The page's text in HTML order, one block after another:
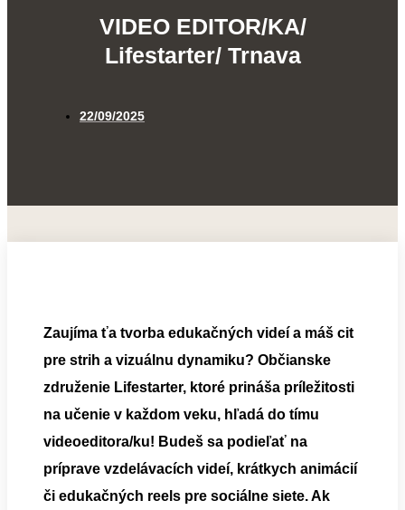
VIDEO EDITOR/KA/
Lifestarter/ Trnava
22/09/2025
Zaujíma ťa tvorba edukačných videí a máš cit
pre strih a vizuálnu dynamiku? Občianske
združenie Lifestarter, ktoré prináša príležitosti
na učenie v každom veku, hľadá do tímu
videoeditora/ku! Budeš sa podieľať na
príprave vzdelávacích videí, krátkych animácií
či edukačných reels pre sociálne siete. Ak